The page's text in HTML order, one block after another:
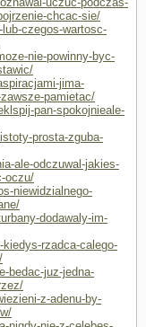
chcac-sie/
czegos-wartosc-
nie-powinny-byc-
jima-
pamietac/
pan-spokojnieale-
prosta-zguba-
ale-odczuwal-jakies-
oczu/
niewidzialnego-
dodawaly-im-
rzadca-calego-
bedac-juz-jedna-
z-adenu-by-